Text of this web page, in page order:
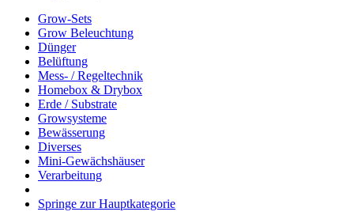
Grow-Sets
Grow Beleuchtung
Dünger
Belüftung
Mess- / Regeltechnik
Homebox & Drybox
Erde / Substrate
Growsysteme
Bewässerung
Diverses
Mini-Gewächshäuser
Verarbeitung
Springe zur Hauptkategorie